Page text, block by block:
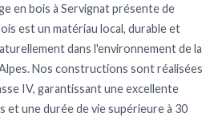
en bois à Servignat présente de
est un matériau local, durable et
dans l'environnement de la
Nos constructions sont réalisées
IV, garantissant une excellente
et une durée de vie supérieure à 30